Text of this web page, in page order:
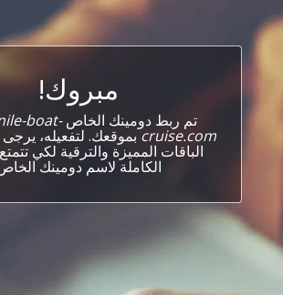
مبروك!
تم ربط دومينك الخاصboat-
cruise.comبموقعك. لتفعيله، يرجى
الباقات المميزة والترقية لكي تتمتع
الكاملة لاسم دومينك